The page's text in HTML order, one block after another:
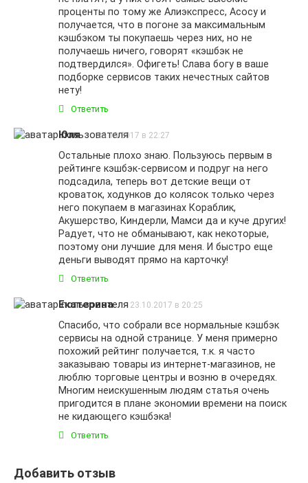
проценты по тому же Алиэкспресс, Асосу и
получается, что в погоне за максимальным
кэшбэком ты покупаешь через них, но не
получаешь ничего, говорят «кэшбэк не
подтвердился». Офигеть! Слава богу в ваше
подборке сервисов таких нечестных сайтов
нету!
Ответить
Юля 25.10.2017 в 22:27
Остальные плохо знаю. Пользуюсь первым в
рейтинге кэшбэк-сервисом и подруг на него
подсадила, теперь вот детские вещи от
кроваток, ходунков до колясок только через
него покупаем в магазинах Кораблик,
Акушерство, Киндерли, Мамси да и куче других!
Радует, что не обманывают, как некоторые,
поэтому они лучшие для меня. И быстро еще
деньги выводят прямо на карточку!
Ответить
Екатерина 23.10.2017 в 20:25
Спасибо, что собрали все нормальные кэшбэк
сервисы на одной странице. У меня примерно
похожий рейтинг получается, т.к. я часто
заказываю товары из интернет-магазинов, не
люблю торговые центры и возню в очередях.
Многим неискушенным людям статья очень
пригодится в плане экономии времени на поиск
не кидающего кэшбэка!
Ответить
Добавить отзыв